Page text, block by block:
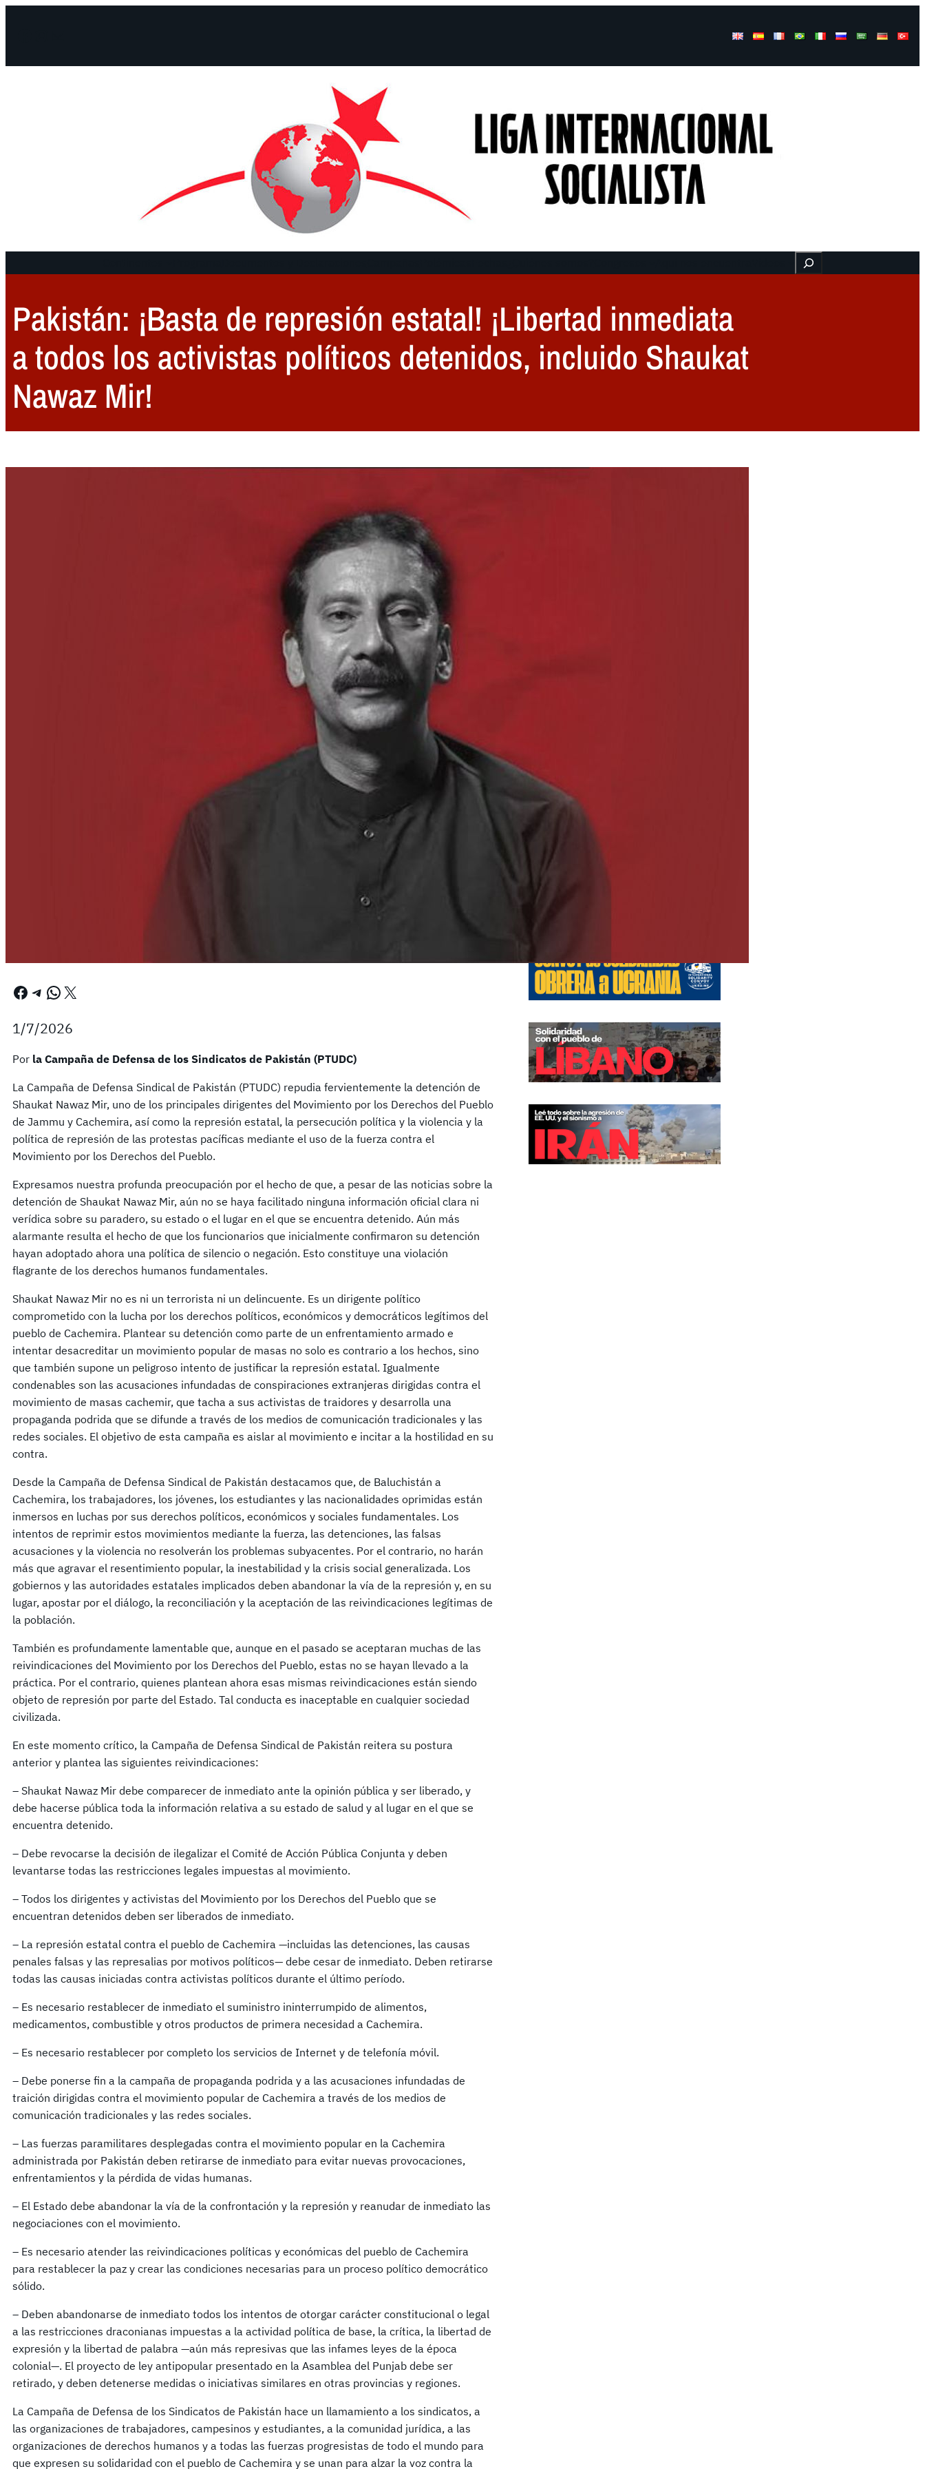
Buscar
Pakistán: ¡Basta de represión estatal! ¡Libertad inmediata
a todos los activistas políticos detenidos, incluido Shaukat
Nawaz Mir!
Facebook Telegram WhatsApp X
1/7/2026
Por la Campaña de Defensa de los Sindicatos de Pakistán (PTUDC)
La Campaña de Defensa Sindical de Pakistán (PTUDC) repudia fervientemente la detención de
Shaukat Nawaz Mir, uno de los principales dirigentes del Movimiento por los Derechos del Pueblo
de Jammu y Cachemira, así como la represión estatal, la persecución política y la violencia y la
política de represión de las protestas pacíficas mediante el uso de la fuerza contra el
Movimiento por los Derechos del Pueblo.
Expresamos nuestra profunda preocupación por el hecho de que, a pesar de las noticias sobre la
detención de Shaukat Nawaz Mir, aún no se haya facilitado ninguna información oficial clara ni
verídica sobre su paradero, su estado o el lugar en el que se encuentra detenido. Aún más
alarmante resulta el hecho de que los funcionarios que inicialmente confirmaron su detención
hayan adoptado ahora una política de silencio o negación. Esto constituye una violación
flagrante de los derechos humanos fundamentales.
Shaukat Nawaz Mir no es ni un terrorista ni un delincuente. Es un dirigente político
comprometido con la lucha por los derechos políticos, económicos y democráticos legítimos del
pueblo de Cachemira. Plantear su detención como parte de un enfrentamiento armado e
intentar desacreditar un movimiento popular de masas no solo es contrario a los hechos, sino
que también supone un peligroso intento de justificar la represión estatal. Igualmente
condenables son las acusaciones infundadas de conspiraciones extranjeras dirigidas contra el
movimiento de masas cachemir, que tacha a sus activistas de traidores y desarrolla una
propaganda podrida que se difunde a través de los medios de comunicación tradicionales y las
redes sociales. El objetivo de esta campaña es aislar al movimiento e incitar a la hostilidad en su
contra.
Desde la Campaña de Defensa Sindical de Pakistán destacamos que, de Baluchistán a
Cachemira, los trabajadores, los jóvenes, los estudiantes y las nacionalidades oprimidas están
inmersos en luchas por sus derechos políticos, económicos y sociales fundamentales. Los
intentos de reprimir estos movimientos mediante la fuerza, las detenciones, las falsas
acusaciones y la violencia no resolverán los problemas subyacentes. Por el contrario, no harán
más que agravar el resentimiento popular, la inestabilidad y la crisis social generalizada. Los
gobiernos y las autoridades estatales implicados deben abandonar la vía de la represión y, en su
lugar, apostar por el diálogo, la reconciliación y la aceptación de las reivindicaciones legítimas de
la población.
También es profundamente lamentable que, aunque en el pasado se aceptaran muchas de las
reivindicaciones del Movimiento por los Derechos del Pueblo, estas no se hayan llevado a la
práctica. Por el contrario, quienes plantean ahora esas mismas reivindicaciones están siendo
objeto de represión por parte del Estado. Tal conducta es inaceptable en cualquier sociedad
civilizada.
En este momento crítico, la Campaña de Defensa Sindical de Pakistán reitera su postura
anterior y plantea las siguientes reivindicaciones:
– Shaukat Nawaz Mir debe comparecer de inmediato ante la opinión pública y ser liberado, y
debe hacerse pública toda la información relativa a su estado de salud y al lugar en el que se
encuentra detenido.
– Debe revocarse la decisión de ilegalizar el Comité de Acción Pública Conjunta y deben
levantarse todas las restricciones legales impuestas al movimiento.
– Todos los dirigentes y activistas del Movimiento por los Derechos del Pueblo que se
encuentran detenidos deben ser liberados de inmediato.
– La represión estatal contra el pueblo de Cachemira —incluidas las detenciones, las causas
penales falsas y las represalias por motivos políticos— debe cesar de inmediato. Deben retirarse
todas las causas iniciadas contra activistas políticos durante el último período.
– Es necesario restablecer de inmediato el suministro ininterrumpido de alimentos,
medicamentos, combustible y otros productos de primera necesidad a Cachemira.
– Es necesario restablecer por completo los servicios de Internet y de telefonía móvil.
– Debe ponerse fin a la campaña de propaganda podrida y a las acusaciones infundadas de
traición dirigidas contra el movimiento popular de Cachemira a través de los medios de
comunicación tradicionales y las redes sociales.
– Las fuerzas paramilitares desplegadas contra el movimiento popular en la Cachemira
administrada por Pakistán deben retirarse de inmediato para evitar nuevas provocaciones,
enfrentamientos y la pérdida de vidas humanas.
– El Estado debe abandonar la vía de la confrontación y la represión y reanudar de inmediato las
negociaciones con el movimiento.
– Es necesario atender las reivindicaciones políticas y económicas del pueblo de Cachemira
para restablecer la paz y crear las condiciones necesarias para un proceso político democrático
sólido.
– Deben abandonarse de inmediato todos los intentos de otorgar carácter constitucional o legal
a las restricciones draconianas impuestas a la actividad política de base, la crítica, la libertad de
expresión y la libertad de palabra —aún más represivas que las infames leyes de la época
colonial—. El proyecto de ley antipopular presentado en la Asamblea del Punjab debe ser
retirado, y deben detenerse medidas o iniciativas similares en otras provincias y regiones.
La Campaña de Defensa de los Sindicatos de Pakistán hace un llamamiento a los sindicatos, a
las organizaciones de trabajadores, campesinos y estudiantes, a la comunidad jurídica, a las
organizaciones de derechos humanos y a todas las fuerzas progresistas de todo el mundo para
que expresen su solidaridad con el pueblo de Cachemira y se unan para alzar la voz contra la